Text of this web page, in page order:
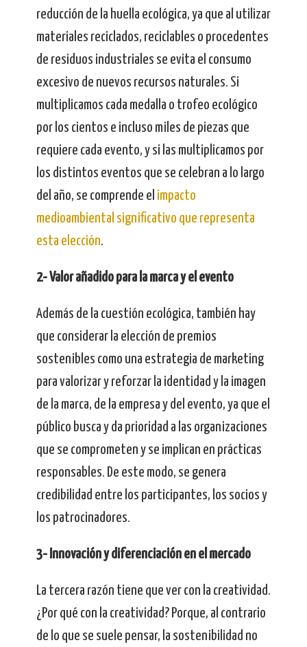
reducción de la huella ecológica, ya que al utilizar
materiales reciclados, reciclables o procedentes
de residuos industriales se evita el consumo
excesivo de nuevos recursos naturales. Si
multiplicamos cada medalla o trofeo ecológico
por los cientos e incluso miles de piezas que
requiere cada evento, y si las multiplicamos por
los distintos eventos que se celebran a lo largo
del año, se comprende el impacto
medioambiental significativo que representa
esta elección.
2- Valor añadido para la marca y el evento
Además de la cuestión ecológica, también hay
que considerar la elección de premios
sostenibles como una estrategia de marketing
para valorizar y reforzar la identidad y la imagen
de la marca, de la empresa y del evento, ya que el
público busca y da prioridad a las organizaciones
que se comprometen y se implican en prácticas
responsables. De este modo, se genera
credibilidad entre los participantes, los socios y
los patrocinadores.
3- Innovación y diferenciación en el mercado
La tercera razón tiene que ver con la creatividad.
¿Por qué con la creatividad? Porque, al contrario
de lo que se suele pensar, la sostenibilidad no